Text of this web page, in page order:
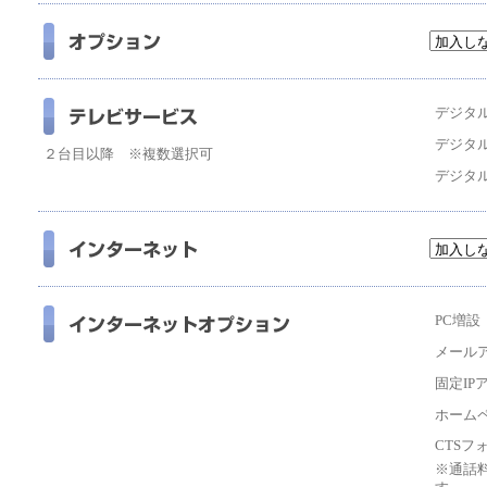
２台目以降 ※複数選択可
デジタ
デジタ
デジタ
PC増設
メール
固定IP
ホーム
CTSフ
※通話